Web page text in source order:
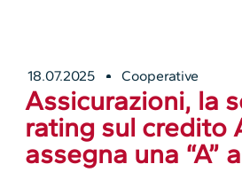
18.07.2025 Cooperative
Assicurazioni, la
rating sul credito
assegna una “A”